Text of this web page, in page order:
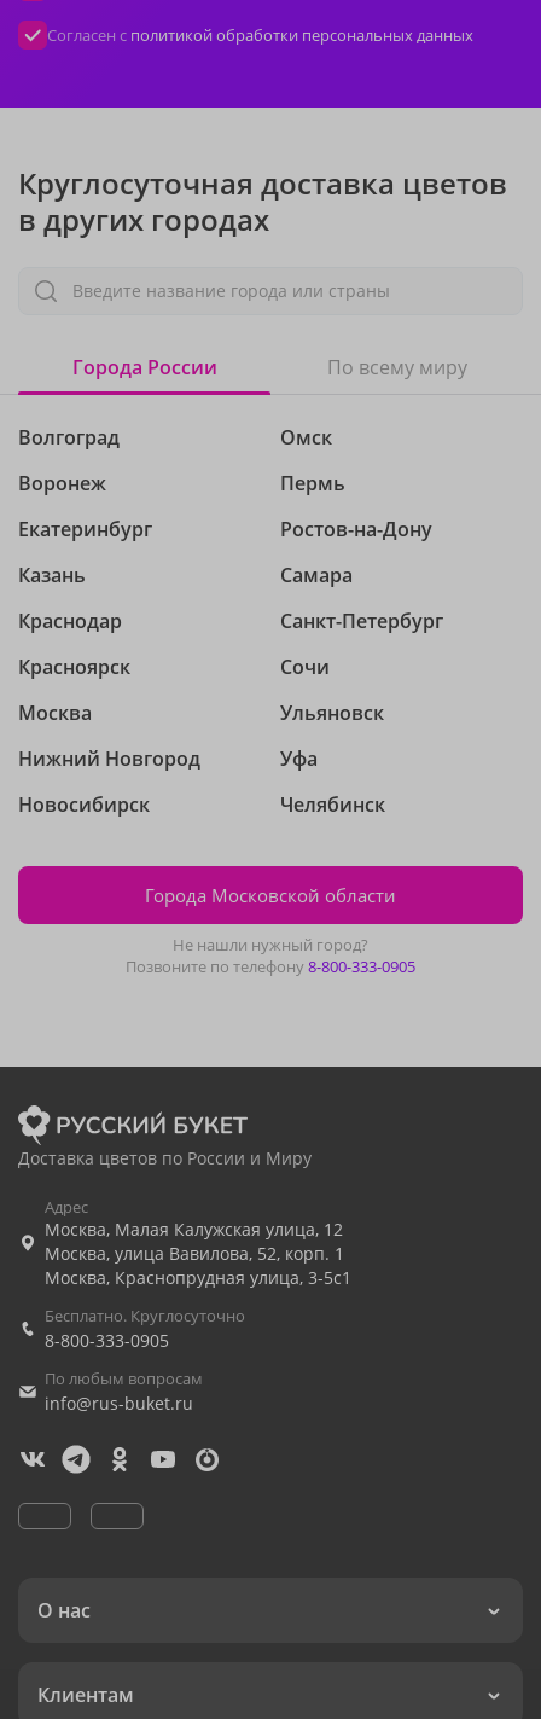
Согласен с политикой обработки персональных данных
Круглосуточная доставка цветов
в других городах
Введите название города или страны
Города России По всему миру
Волгоград
Воронеж
Екатеринбург
Казань
Краснодар
Красноярск
Москва
Нижний Новгород
Новосибирск
Омск
Пермь
Ростов-на-Дону
Самара
Санкт-Петербург
Сочи
Ульяновск
Уфа
Челябинск
Города Московской области
Не нашли нужный город?
Позвоните по телефону8-800-333-0905
Доставка цветов по России и Миру
Адрес
Москва, Малая Калужская улица, 12
Москва, улица Вавилова, 52, корп. 1
Москва, Краснопрудная улица, 3-5с1
Бесплатно. Круглосуточно
8-800-333-0905
По любым вопросам
info@rus-buket.ru
О нас
Клиентам